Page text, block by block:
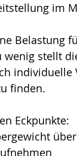
im
Belastung
wenig stellt
individuelle
finden.
Eckpunkte: